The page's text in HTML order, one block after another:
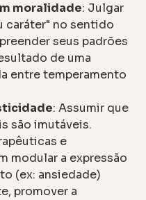
moralidade: Julgar
caráter" no sentido
seus padrões
de uma
entre temperamento
: Assumir que
são imutáveis.
e
modular a expressão
(ex: ansiedade)
promover a